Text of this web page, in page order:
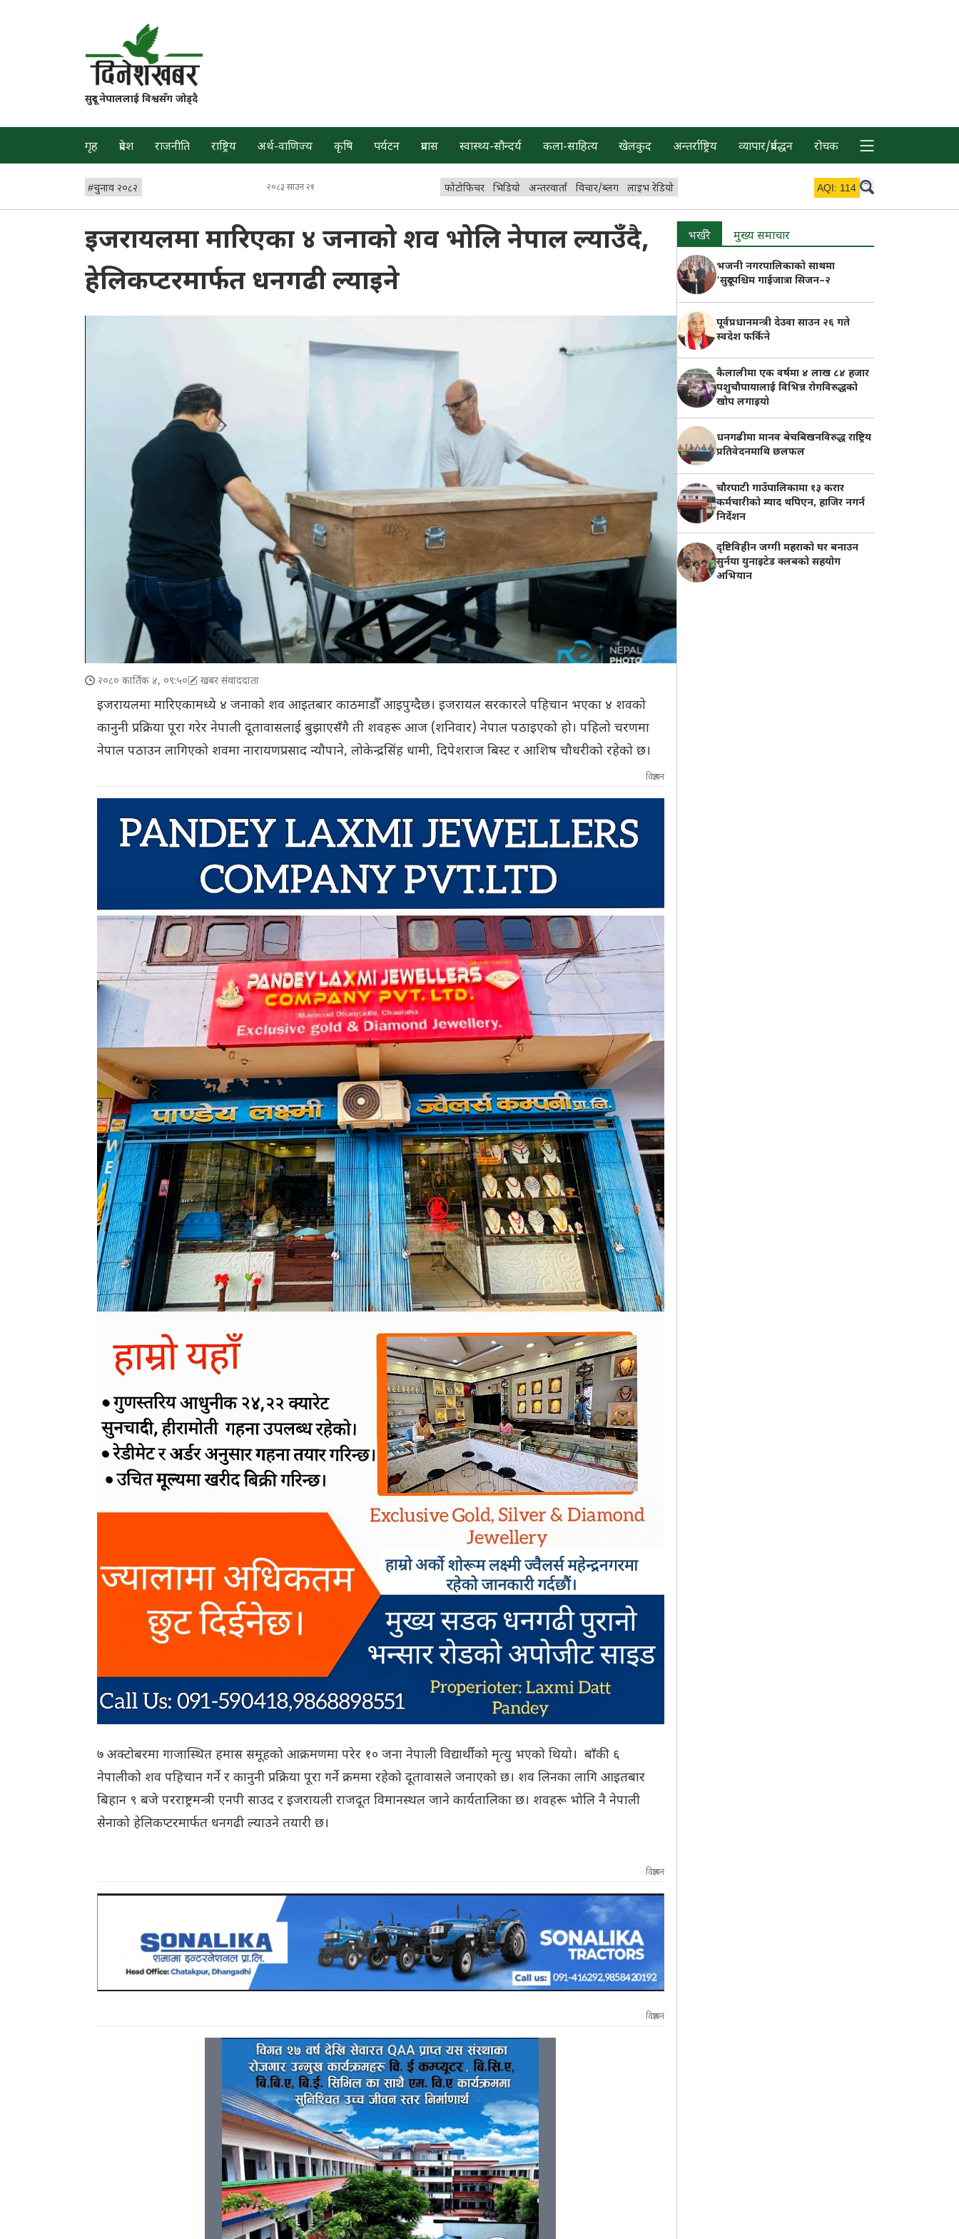
सुदूर नेपाललाई विश्वसँग जोड्दै
गृह प्रदेश राजनीति राष्ट्रिय अर्थ-वाणिज्य कृषि पर्यटन प्रवास स्वास्थ्य-सौन्दर्य कला-साहित्य खेलकुद अन्तर्राष्ट्रिय व्यापार/प्रर्वद्धन रोचक
#चुनाव २०८२ २०८३ साउन २१ फोटोफिचर भिडियो अन्तरवार्ता विचार/ब्लग लाइभ रेडियो AQI: 114
इजरायलमा मारिएका ४ जनाको शव भोलि नेपाल ल्याउँँदै,
हेलिकप्टरमार्फत धनगढी ल्याइने
२०८० कार्तिक ४, ०९:५० खबर संवाददाता
इजरायलमा मारिएकामध्ये ४ जनाको शव आइतबार काठमाडौँ आइपुग्दैछ। इजरायल सरकारले पहिचान भएका ४ शवको
कानुनी प्रक्रिया पूरा गरेर नेपाली दूतावासलाई बुझाएसँगै ती शवहरू आज (शनिवार) नेपाल पठाइएको हो। पहिलो चरणमा
नेपाल पठाउन लागिएको शवमा नारायणप्रसाद न्यौपाने, लोकेन्द्रसिंह धामी, दिपेशराज बिस्ट र आशिष चौधरीको रहेको छ।
विज्ञापन
७ अक्टोबरमा गाजास्थित हमास समूहको आक्रमणमा परेर १० जना नेपाली विद्यार्थीको मृत्यु भएको थियो। बाँकी ६
नेपालीको शव पहिचान गर्ने र कानुनी प्रक्रिया पूरा गर्ने क्रममा रहेको दूतावासले जनाएको छ। शव लिनका लागि आइतबार
बिहान ९ बजे परराष्ट्रमन्त्री एनपी साउद र इजरायली राजदूत विमानस्थल जाने कार्यतालिका छ। शवहरू भोलि नै नेपाली
सेनाको हेलिकप्टरमार्फत धनगढी ल्याउने तयारी छ।
विज्ञापन
विज्ञापन
भर्खरै मुख्य समाचार
भजनी नगरपालिकाको साथमा
‘सुदूरपश्चिम गाईजात्रा सिजन–२
पूर्वप्रधानमन्त्री देउवा साउन २६ गते
स्वदेश फर्किने
कैलालीमा एक वर्षमा ४ लाख ८४ हजार
पशुचौपायालाई विभिन्न रोगविरुद्धको
खोप लगाइयाे
धनगढीमा मानव बेचबिखनविरुद्ध राष्ट्रिय
प्रतिवेदनमाथि छलफल
चौरपाटी गाउँपालिकामा १३ करार
कर्मचारीको म्याद थपिएन, हाजिर नगर्न
निर्देशन
दृष्टिविहीन जग्गी महराको घर बनाउन
सुर्नया युनाइटेड क्लबको सहयोग
अभियान